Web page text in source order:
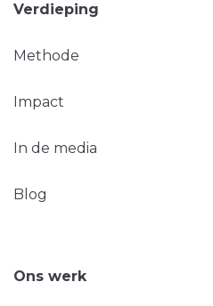
Verdieping
Methode
Impact
In de media
Blog
Ons werk